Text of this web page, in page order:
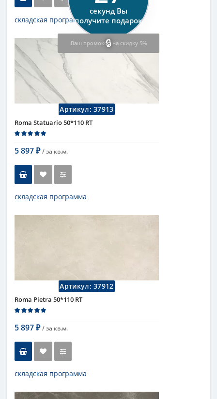
складская программа
настенная плитка
Длина
110 см
Высота
Цвет
Страна
Италия
Поверхность
матовая
Коллекция
Fap Ceramiche
Артикул:37913
Roma Statuario 50*110 RT
5 897 ₽ / за кв.м.
складская программа
Fap Ceramiche
Артикул:37912
Roma Pietra 50*110 RT
5 897 ₽ / за кв.м.
складская программа
секунд Вы
получите подарок
Ваш промокод на скидку 5%